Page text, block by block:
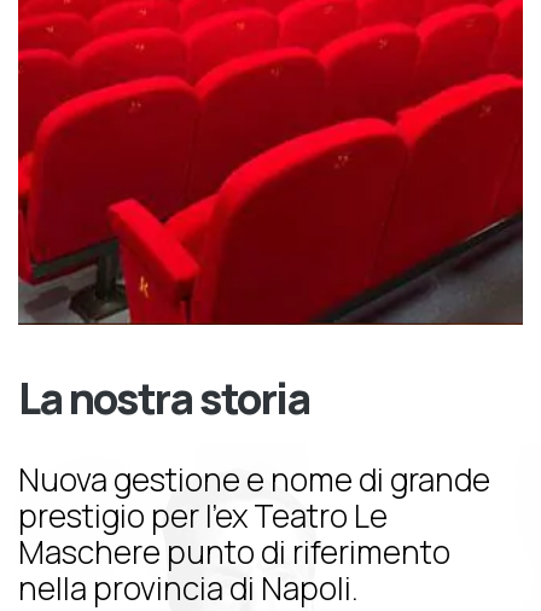
La nostra storia
Nuova gestione e nome di grande
prestigio per l’ex Teatro Le
Maschere punto di riferimento
nella provincia di Napoli.